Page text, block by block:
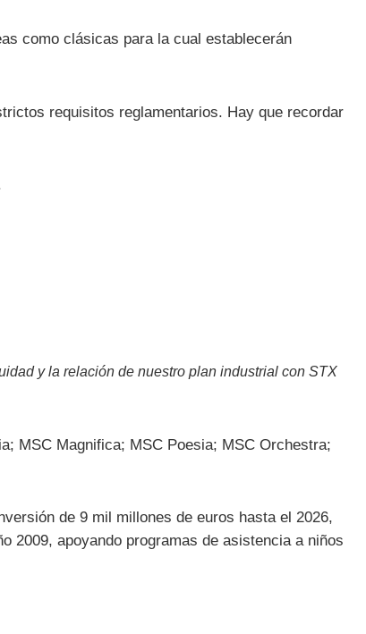
como clásicas para la cual establecerán
requisitos reglamentarios. Hay que recordar
y la relación de nuestro plan industrial con STX
MSC Magnifica; MSC Poesia; MSC Orchestra;
de 9 mil millones de euros hasta el 2026,
2009, apoyando programas de asistencia a niños